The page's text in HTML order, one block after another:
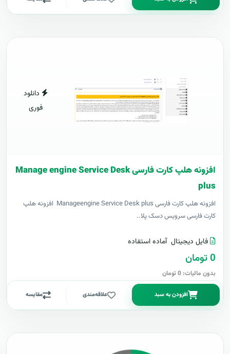
دانلود
فوری
افزونه هلپ کارت فارسی Manage engine Service Desk
plus
افزونه هلپ کارت فارسی Manageengine Service Desk plus افزونه هلپ
کارت فارسی سرویس دسک پلا..
فایل دیجیتال آماده استفاده
0 تومان
بدون مالیات: 0 تومان
افزودن به سبد علاقه‌مندی مقایسه